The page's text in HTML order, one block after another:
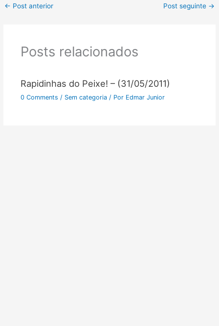
← Post anterior Post seguinte →
Posts relacionados
Rapidinhas do Peixe! – (31/05/2011)
0 Comments / Sem categoria/ Por Edmar Junior